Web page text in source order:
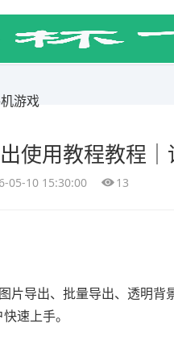
游戏
使用教程教程
05-10 15:30:00 13
片导出、批量导出、透明背
速上手。